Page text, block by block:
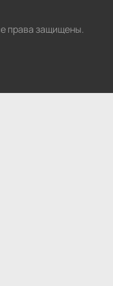
права защищены.